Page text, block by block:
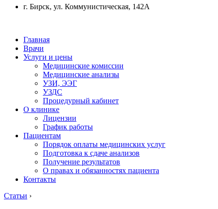
г. Бирск, ул. Коммунистическая, 142А
Главная
Врачи
Услуги и цены
Медицинские комиссии
Медицинские анализы
УЗИ, ЭЭГ
УЗДС
Процедурный кабинет
О клинике
Лицензии
График работы
Пациентам
Порядок оплаты медицинских услуг
Подготовка к сдаче анализов
Получение результатов
О правах и обязанностях пациента
Контакты
Статьи ›